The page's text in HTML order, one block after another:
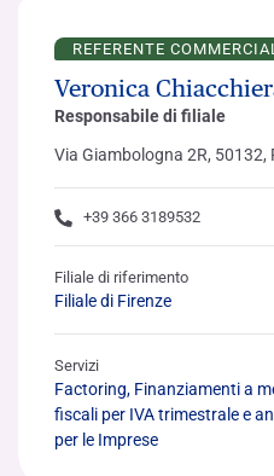
REFERENTE
Veronica
Responsabile di filiale
Via Giambologna 2R, 50132,
+39 366 3189532
Filiale di riferimento
Filiale di Firenze
Servizi
Factoring, Finanziamenti a
fiscali per IVA trimestrale e
per le Imprese